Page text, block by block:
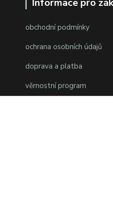
Informace pro
obchodní podmínky
ochrana osobních údajů
doprava a platba
věrnostní program